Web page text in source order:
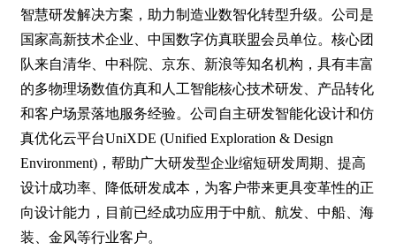
智慧研发解决方案，助力制造业数智化转型升级。公司是
国家高新技术企业、中国数字仿真联盟会员单位。核心团
队来自清华、中科院、京东、新浪等知名机构，具有丰富
的多物理场数值仿真和人工智能核心技术研发、产品转化
和客户场景落地服务经验。公司自主研发智能化设计和仿
真优化云平台UniXDE (Unified Exploration & Design
Environment)，帮助广大研发型企业缩短研发周期、提高
设计成功率、降低研发成本，为客户带来更具变革性的正
向设计能力，目前已经成功应用于中航、航发、中船、海
装、金风等行业客户。